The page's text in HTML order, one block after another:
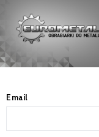
MASZYNY
CZĘŚCI
PROMOCJE
AKTUALNOŚCI
Email